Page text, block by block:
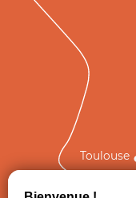
Toulouse